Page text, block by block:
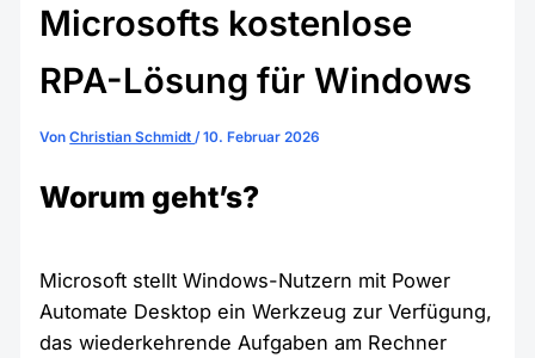
Microsofts kostenlose
RPA-Lösung für Windows
VonChristian Schmidt/10. Februar 2026
Worum geht’s?
Microsoft stellt Windows-Nutzern mit Power
Automate Desktop ein Werkzeug zur Verfügung,
das wiederkehrende Aufgaben am Rechner